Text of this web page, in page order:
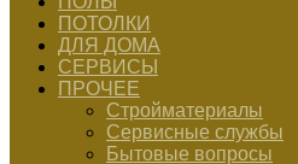
ПОТОЛКИ
ДЛЯ ДОМА
СЕРВИСЫ
ПРОЧЕЕ
Стройматериалы
Сервисные службы
Бытовые вопросы